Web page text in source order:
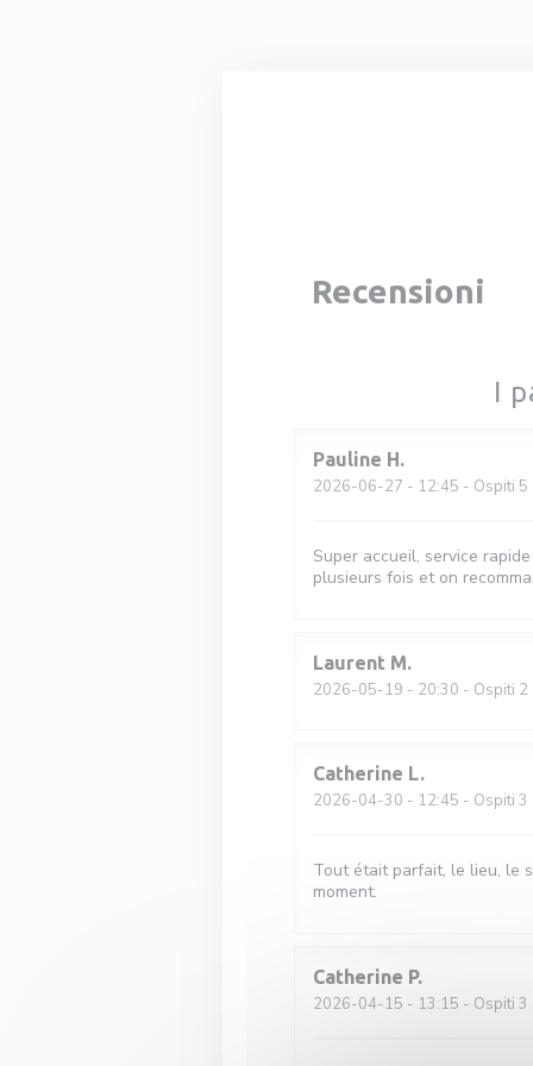
Recensioni
I
Pauline H
2026-06-27 - 12:45 - Ospiti 5
Super accueil, service
plusieurs fois et on
Laurent M
2026-05-19 - 20:30 - Ospiti 2
Catherine L
2026-04-30 - 12:45 - Ospiti 3
Tout était parfait, le lieu, le
moment.
Catherine P
2026-04-15 - 13:15 - Ospiti 3